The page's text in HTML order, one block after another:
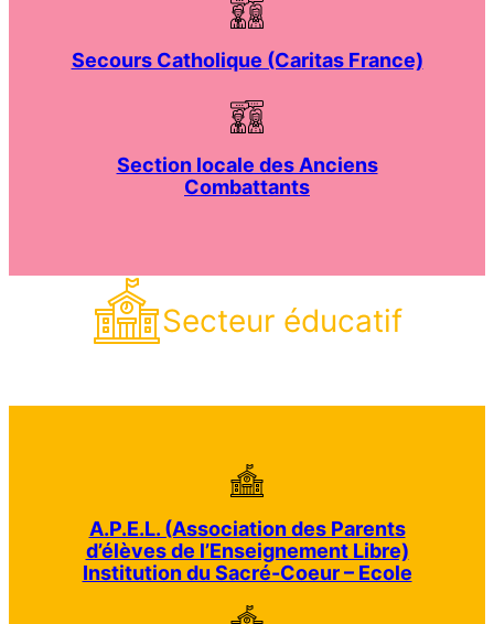
Secours Catholique (Caritas France)
Section locale des Anciens
Combattants
Secteur éducatif
A.P.E.L. (Association des Parents
d’élèves de l’Enseignement Libre)
Institution du Sacré-Coeur – Ecole